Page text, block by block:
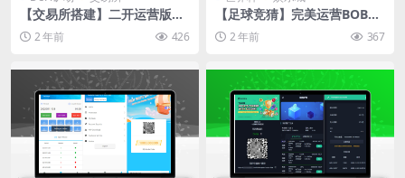
【交易所搭建】二开运营版多
语言交易所/币币秒合约/锁仓
质押/IEO认购/完整机器人
2 年前 426
【足球竞猜】完美运营BOB体
育综合娱乐城搭建项目
2 年前 367